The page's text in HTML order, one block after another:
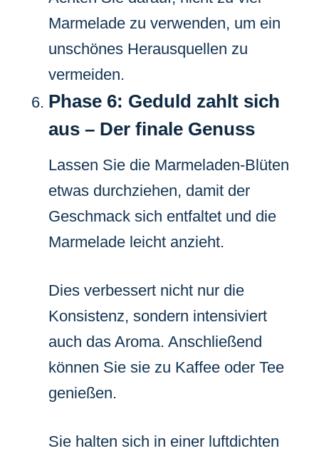
Marmelade zu verwenden, um ein
unschönes Herausquellen zu
vermeiden.
Phase 6: Geduld zahlt sich
aus – Der finale Genuss
Lassen Sie die Marmeladen-Blüten
etwas durchziehen, damit der
Geschmack sich entfaltet und die
Marmelade leicht anzieht.
Dies verbessert nicht nur die
Konsistenz, sondern intensiviert
auch das Aroma. Anschließend
können Sie sie zu Kaffee oder Tee
genießen.
Sie halten sich in einer luftdichten